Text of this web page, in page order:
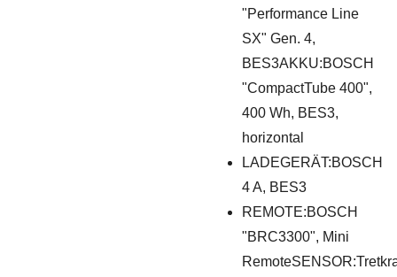
"Performance Line
SX" Gen. 4,
BES3AKKU:BOSCH
"CompactTube 400",
400 Wh, BES3,
horizontal
LADEGERÄT:BOSCH
4 A, BES3
REMOTE:BOSCH
"BRC3300", Mini